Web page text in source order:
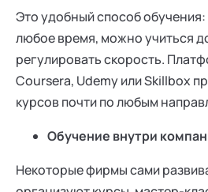
Это удобный способ
любое время, можно учиться
регулировать скорость.
Coursera, Udemy или Skillbox
курсов почти по любым
Обучение внутри
Некоторые фирмы сами